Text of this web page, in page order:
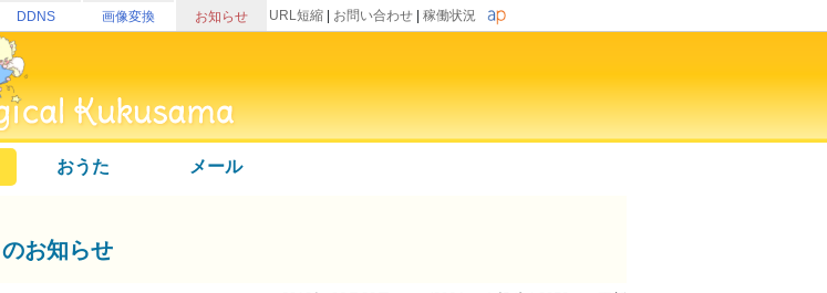
DDNS 画像変換 お知らせ URL短縮 お問い合わせ 稼働状況
おうた メール
お知らせ